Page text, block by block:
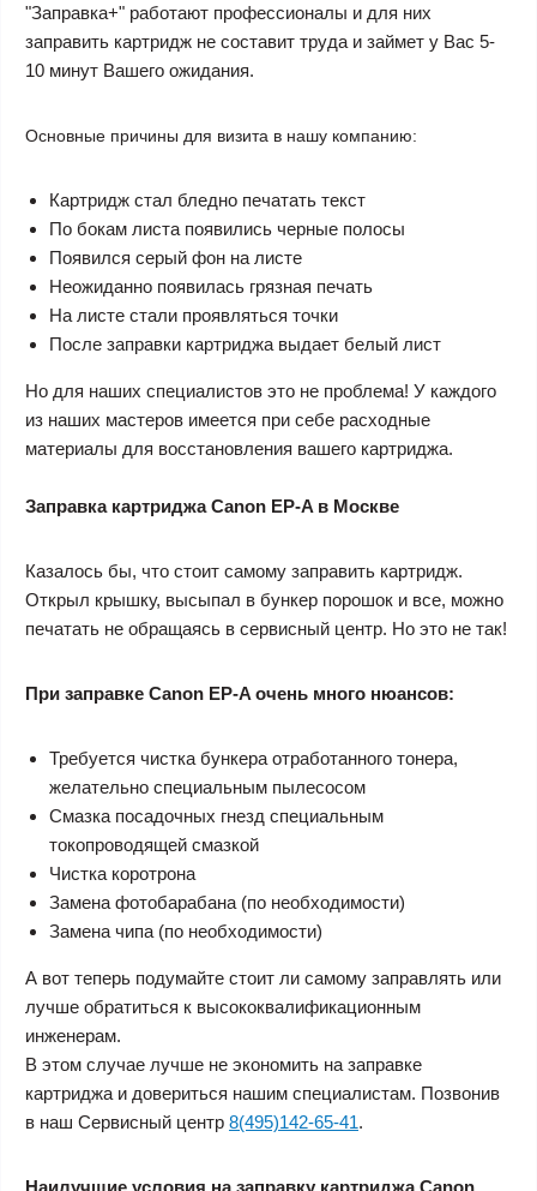
"Заправка+" работают профессионалы и для них
заправить картридж не составит труда и займет у Вас 5-
10 минут Вашего ожидания.
Основные причины для визита в нашу компанию:
Картридж стал бледно печатать текст
По бокам листа появились черные полосы
Появился серый фон на листе
Неожиданно появилась грязная печать
На листе стали проявляться точки
После заправки картриджа выдает белый лист
Но для наших специалистов это не проблема! У каждого
из наших мастеров имеется при себе расходные
материалы для восстановления вашего картриджа.
Заправка картриджа Canon EP-A в Москве
Казалось бы, что стоит самому заправить картридж.
Открыл крышку, высыпал в бункер порошок и все, можно
печатать не обращаясь в сервисный центр. Но это не так!
При заправке Canon EP-A очень много нюансов:
Требуется чистка бункера отработанного тонера,
желательно специальным пылесосом
Смазка посадочных гнезд специальным
токопроводящей смазкой
Чистка коротрона
Замена фотобарабана (по необходимости)
Замена чипа (по необходимости)
А вот теперь подумайте стоит ли самому заправлять или
лучше обратиться к высококвалификационным
инженерам.
В этом случае лучше не экономить на заправке
картриджа и довериться нашим специалистам. Позвонив
в наш Сервисный центр 8(495)142-65-41.
Наилучшие условия на заправку картриджа Canon